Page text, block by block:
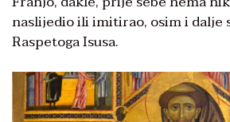
naslijedio ili imitirao, osim i dalje
Raspetoga Isusa.